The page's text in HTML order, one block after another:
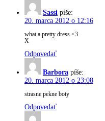
Sassi píše:
20. marca 2012 o 12:16
what a pretty dress <3
X
Odpovedať
Barbora píše:
20. marca 2012 o 23:08
strasne pekne boty
Odpovedať